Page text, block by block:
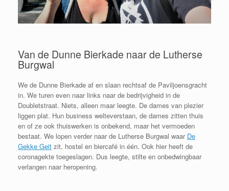
Van de Dunne Bierkade naar de Lutherse
Burgwal
We de Dunne Bierkade af en slaan rechtsaf de Paviljoensgracht
in. We turen even naar links naar de bedrijvigheid in de
Doubletstraat. Niets, alleen maar leegte. De dames van plezier
liggen plat. Hun business welteverstaan, de dames zitten thuis
en of ze ook thuiswerken is onbekend, maar het vermoeden
bestaat. We lopen verder naar de Lutherse Burgwal waar De
Gekke Geit zit, hostel en biercafé in één. Ook hier heeft de
coronagekte toegeslagen. Dus leegte, stilte en onbedwingbaar
verlangen naar heropening.